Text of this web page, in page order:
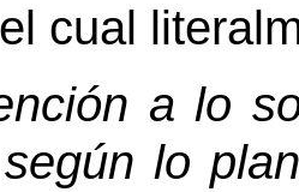
cual
a lo
lo